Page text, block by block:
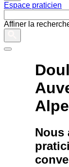
Espace praticien
Affiner la
Nous